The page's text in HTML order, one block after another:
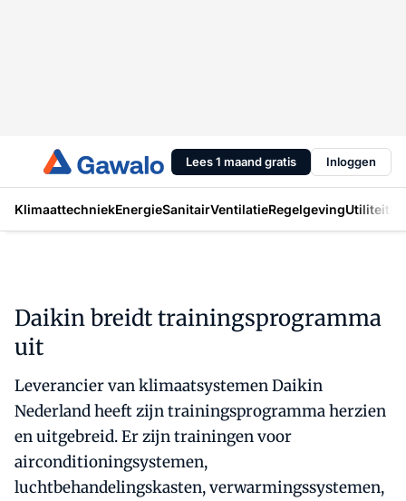
Lees 1 maand gratis Inloggen
KlimaattechniekEnergieSanitairVentilatieRegelgevingUtiliteit
Daikin breidt trainingsprogramma
uit
Leverancier van klimaatsystemen Daikin
Nederland heeft zijn trainingsprogramma herzien
en uitgebreid. Er zijn trainingen voor
airconditioningsystemen,
luchtbehandelingskasten, verwarmingssystemen,